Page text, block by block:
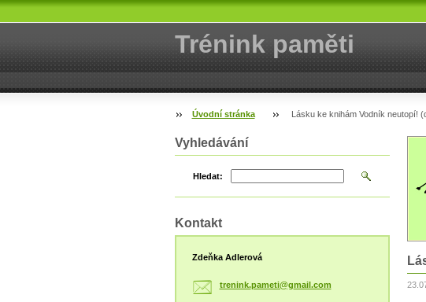
Trénink paměti
Úvodní stránka Lásku ke knihám Vodník neutopí!
Vyhledávání
Hledat:
Kontakt
Zdeňka Adlerová
trenink.pameti@gmail.com